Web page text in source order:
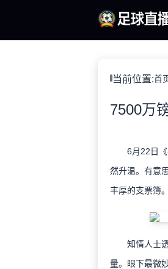
当前位置:首
6月22日《
然升温。有意
丰厚的支票簿
知情人士透
量。眼下最微